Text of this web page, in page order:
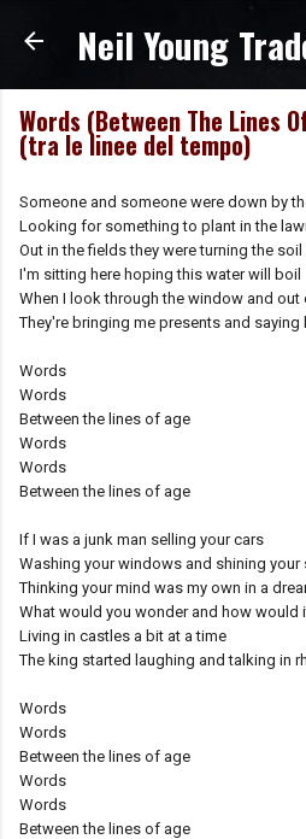
Passa ai contenuti
Neil Young
Words (Between The Lines
(tra le linee del tempo)
Someone and someone were down by
Looking for something to plant in the
Out in the fields they were turning the soil
I'm sitting here hoping this water will boil
When I look through the window and out
They're bringing me presents and saying
Words
Words
Between the lines of age
Words
Words
Between the lines of age
If I was a junk man selling your cars
Washing your windows and shining your
Thinking your mind was my own in a
What would you wonder and how would
Living in castles a bit at a time
The king started laughing and talking in
Words
Words
Between the lines of age
Words
Words
Between the lines of age